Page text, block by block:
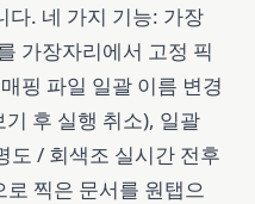
다. 네 가지 기능: 가장
가장자리에서 고정 픽
핑 파일 일괄 이름 변경
후 실행 취소), 일괄
도 / 회색조 실시간 전후
찍은 문서를 원탭으